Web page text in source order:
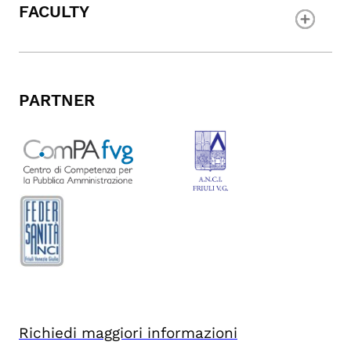
FACULTY
PARTNER
Richiedi maggiori informazioni